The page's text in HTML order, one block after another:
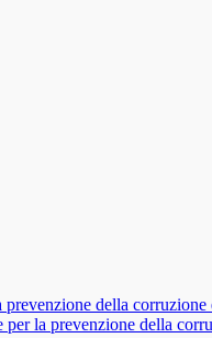
della corruzione
per la prevenzione della